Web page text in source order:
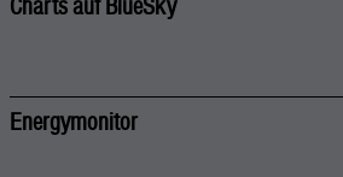
Charts auf BlueSky
Energymonitor